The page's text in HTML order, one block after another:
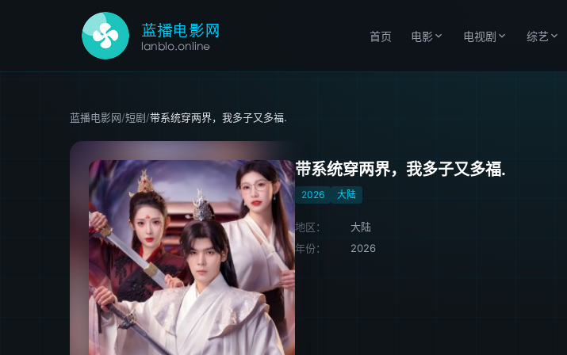
首页 电影 电视剧 综艺
蓝播电影网/短剧/带系统穿两界，我多子又多福.
带系统穿两界，我多子又多福.
2026 大陆
地区： 大陆
年份：
2026